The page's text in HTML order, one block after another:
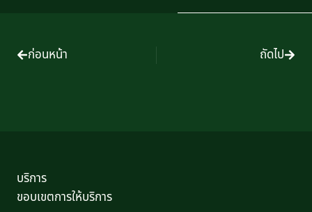
ก่อนหน้า ถัดไป
บริการ
ขอบเขตการให้บริการ